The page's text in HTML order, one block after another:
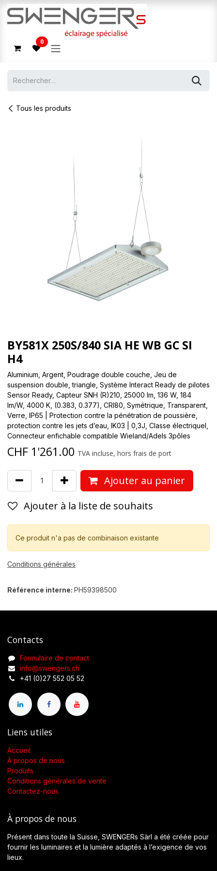
Se rendre au contenu
0
Tous les produits
BY581X 250S/840 SIA HE WB GC SI
H4
Aluminium, Argent, Poudrage double couche, Jeu de
suspension double, triangle, Système Interact Ready de pilotes
Sensor Ready, Capteur SNH (R)210, 25000 lm, 136 W, 184
lm/W, 4000 K, (0.383, 0.377), CRI80, Symétrique, Transparent,
Verre, IP65 | Protection contre la pénétration de poussière,
protection contre les jets d’eau, IK03 | 0,3J, Classe électriqueI,
Connecteur enfichable compatible Wieland/Adels 3pôles
CHF 1'261.00 TVA incluse, hors frais de port
Ajouter au panier
Ajouter à la liste de souhaits
Ce produit n'a pas de combinaison existante
Conditions générales
Référence interne: PH59398500
Contacts
Formulaire de contact
info@swengers.ch
+41 (0)27 552 05 52
Liens utiles
Accueil
À propos de nous
Produits
Conditions générales de vente
Contactez-nous
À propos de nous
Présent dans toute la Suisse, SWENGERs Sàrl a été créée pour
fournir les luminaires et la lumière adaptés à l’exigence de vos
lieux.